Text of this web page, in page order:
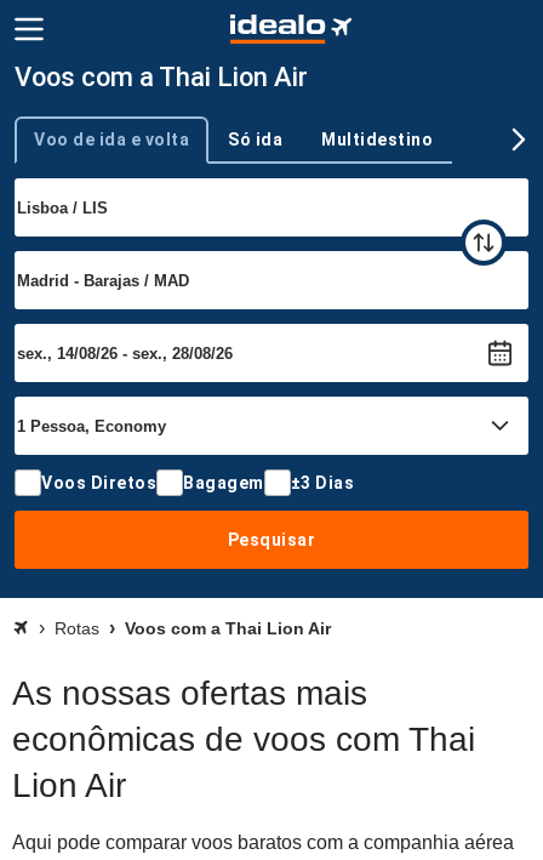
Voos com a Thai Lion Air
Tipo de viagem
Voo de ida e volta Só ida Multidestino
Voos Diretos Bagagem ±3 Dias
Pesquisar
Rotas Voos com a Thai Lion Air
As nossas ofertas mais
econômicas de voos com Thai
Lion Air
Aqui pode comparar voos baratos com a companhia aérea